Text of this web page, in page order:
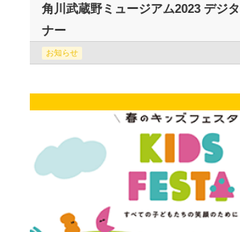
角川武蔵野ミュージアム2023 デジ
ナー
お知らせ